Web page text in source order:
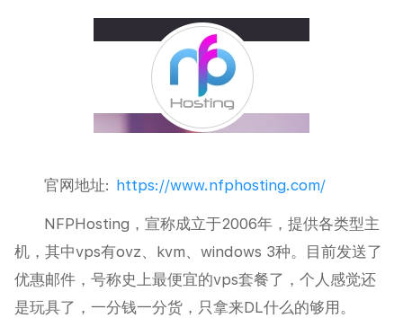
官网地址: https://www.nfphosting.com/
NFPHosting，宣称成立于2006年，提供各类型主
机，其中vps有ovz、kvm、windows 3种。目前发送了
优惠邮件，号称史上最便宜的vps套餐了，个人感觉还
是玩具了，一分钱一分货，只拿来DL什么的够用。